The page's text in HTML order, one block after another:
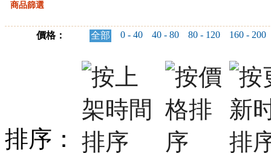
商品篩選
價格： 全部 0 - 40 40 - 80 80 - 120 160 - 200
排序：